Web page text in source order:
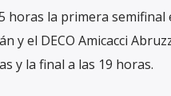
horas la primera
y el DECO Amicacci
y la final a las 19 horas.